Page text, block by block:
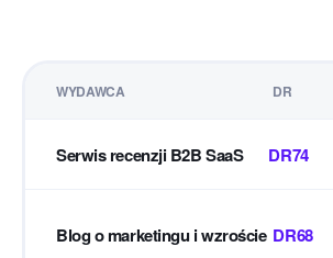
WYDAWCA DR
Serwis recenzji B2B SaaS DR74
Blog o marketingu i wzroście DR68